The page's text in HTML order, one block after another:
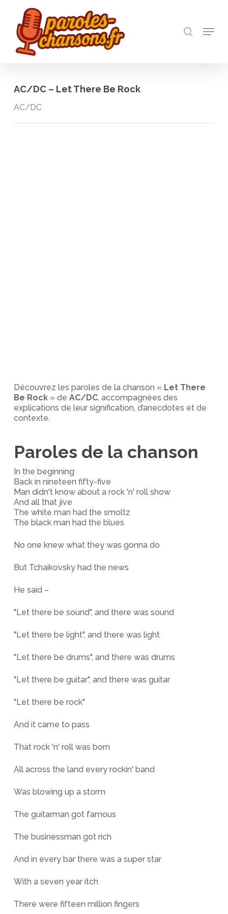
main
content
Menu
AC/DC – Let There Be Rock
AC/DC
Découvrez les paroles de la chanson « Let There
Be Rock» de AC/DC, accompagnées des
explications de leur signification, d’anecdotes et de
contexte.
Paroles de la chanson
In the beginning
Back in nineteen fifty-five
Man didn't know about a rock 'n' roll show
And all that jive
The white man had the smoltz
The black man had the blues
No one knew what they was gonna do
But Tchaikovsky had the news
He said –
"Let there be sound", and there was sound
"Let there be light", and there was light
"Let there be drums", and there was drums
"Let there be guitar", and there was guitar
"Let there be rock"
And it came to pass
That rock 'n' roll was born
All across the land every rockin' band
Was blowing up a storm
The guitarman got famous
The businessman got rich
And in every bar there was a super star
With a seven year itch
There were fifteen million fingers
Close